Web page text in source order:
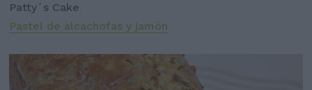
Patty´s Cake.
Pastel de alcachofas y jamón